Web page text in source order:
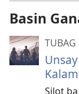
Basin
TUBAG
Silot